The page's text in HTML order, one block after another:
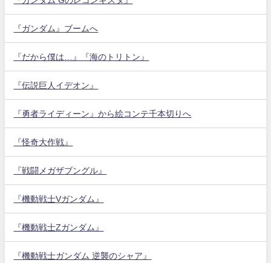
『ガンダム』ブームへ
『だから僕は…』『海のトリトン』
『伝説巨人イデオン』
『勇者ライディーン』から絵コンテ千本切りへ
『怪奇大作戦』
『戦闘メガザブングル』
『機動戦士Vガンダム』
『機動戦士Zガンダム』
『機動戦士ガンダム 逆襲のシャア』